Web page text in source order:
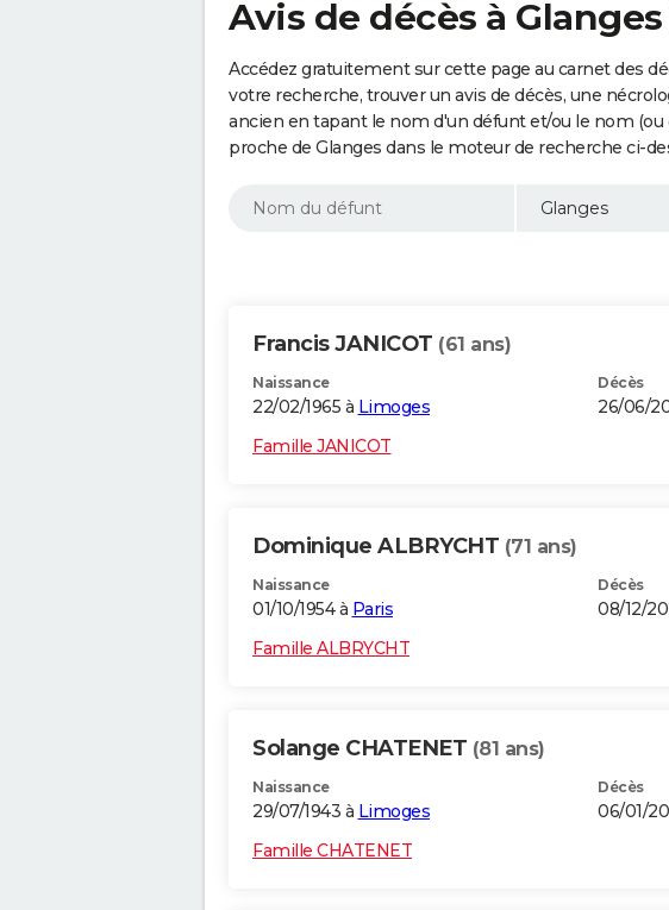
Avis de décès à
Accédez gratuitement sur cette page au carnet des
votre recherche, trouver un avis de décès, une
ancien en tapant le nom d'un défunt et/ou le nom
proche de Glanges dans le moteur de recherche ci-
Francis JANICOT (61 ans)
Naissance
22/02/1965 à Limoges
Décès
26/06/
Famille JANICOT
Dominique ALBRYCHT (71 ans)
Naissance
01/10/1954 à Paris
Décès
08/12/
Famille ALBRYCHT
Solange CHATENET (81 ans)
Naissance
29/07/1943 à Limoges
Décès
06/01/
Famille CHATENET